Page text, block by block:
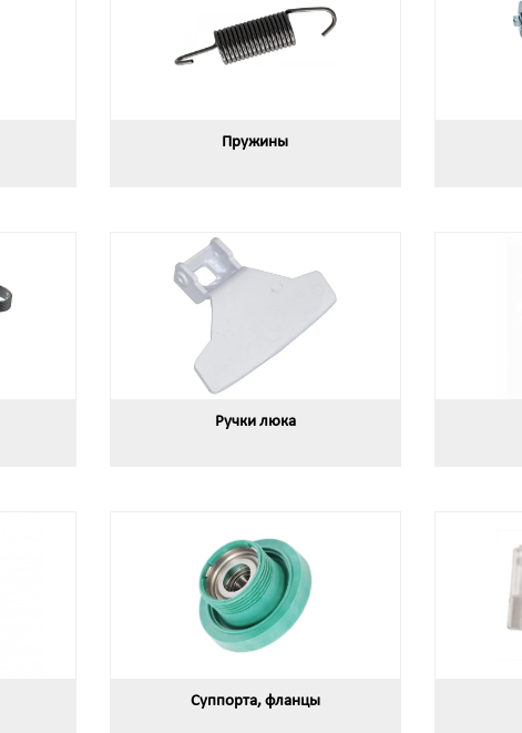
Пружины
Ручки люка
Суппорта, фланцы